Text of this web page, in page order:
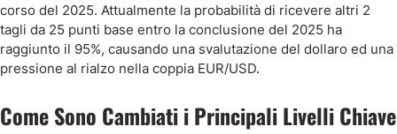
corso del 2025. Attualmente la probabilità di ricevere altri 2
tagli da 25 punti base entro la conclusione del 2025 ha
raggiunto il 95%, causando una svalutazione del dollaro ed una
pressione al rialzo nella coppia EUR/USD.
Come Sono Cambiati i Principali Livelli Chiave